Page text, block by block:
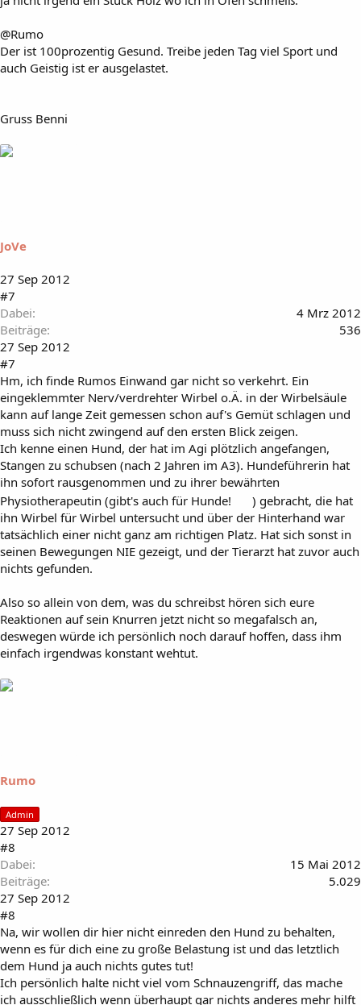
@Rumo
Der ist 100prozentig Gesund. Treibe jeden Tag viel Sport und
auch Geistig ist er ausgelastet.
Gruss Benni
JoVe
27 Sep 2012
#7
Dabei
4 Mrz 2012
Beiträge
536
27 Sep 2012
#7
Hm, ich finde Rumos Einwand gar nicht so verkehrt. Ein
eingeklemmter Nerv/verdrehter Wirbel o.Ä. in der Wirbelsäule
kann auf lange Zeit gemessen schon auf's Gemüt schlagen und
muss sich nicht zwingend auf den ersten Blick zeigen.
Ich kenne einen Hund, der hat im Agi plötzlich angefangen,
Stangen zu schubsen (nach 2 Jahren im A3). Hundeführerin hat
ihn sofort rausgenommen und zu ihrer bewährten
Physiotherapeutin (gibt's auch für Hunde!
) gebracht, die hat
ihn Wirbel für Wirbel untersucht und über der Hinterhand war
tatsächlich einer nicht ganz am richtigen Platz. Hat sich sonst in
seinen Bewegungen NIE gezeigt, und der Tierarzt hat zuvor auch
nichts gefunden.
Also so allein von dem, was du schreibst hören sich eure
Reaktionen auf sein Knurren jetzt nicht so megafalsch an,
deswegen würde ich persönlich noch darauf hoffen, dass ihm
einfach irgendwas konstant wehtut.
Rumo
Admin
27 Sep 2012
#8
Dabei
15 Mai 2012
Beiträge
5.029
27 Sep 2012
#8
Na, wir wollen dir hier nicht einreden den Hund zu behalten,
wenn es für dich eine zu große Belastung ist und das letztlich
dem Hund ja auch nichts gutes tut!
Ich persönlich halte nicht viel vom Schnauzengriff, das mache
ich ausschließlich wenn überhaupt gar nichts anderes mehr hilft